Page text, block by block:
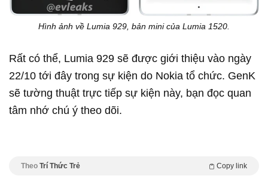
Hình ảnh về Lumia 929, bản mini của Lumia 1520.
Rất có thể, Lumia 929 sẽ được giới thiệu vào ngày
22/10 tới đây trong sự kiện do Nokia tổ chức. GenK
sẽ tường thuật trực tiếp sự kiện này, bạn đọc quan
tâm nhớ chú ý theo dõi.
Theo Trí Thức Trẻ Copy link